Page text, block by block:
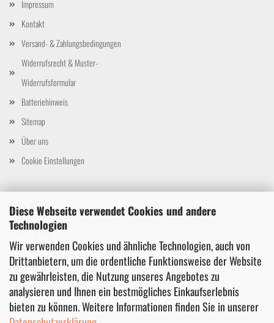
Diese Webseite verwendet Cookies und andere
Technologien
Wir verwenden Cookies und ähnliche Technologien, auch von
Drittanbietern, um die ordentliche Funktionsweise der Website
zu gewährleisten, die Nutzung unseres Angebotes zu
analysieren und Ihnen ein bestmögliches Einkaufserlebnis
bieten zu können. Weitere Informationen finden Sie in unserer
Impressum
Kontakt
Versand- & Zahlungsbedingungen
Widerrufsrecht & Muster-
Widerrufsformular
Batteriehinweis
Sitemap
Über uns
Cookie Einstellungen
Lady Mirage
Wörther Str. 20
10405 Berlin
Deutschland
Telefon: 03024536337
E-Mail: ladymirage@outlook.com